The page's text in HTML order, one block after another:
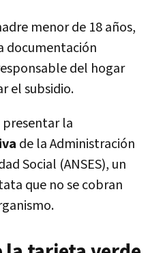
menor de 18 años,
documentación
del hogar
el subsidio.
presentar la
de la Administración
Social (ANSES), un
que no se cobran